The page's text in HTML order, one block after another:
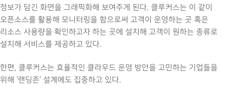
정보가 담긴 화면을 그래픽화해 보여주게 된다. 클루커스는 이 같이
오픈소스를 활용해 모니터링을 함으로써 고객이 운영하는 곳 혹은
리소스 사용량을 확인하고자 하는 곳에 설치해 고객이 원하는 종류로
설치해 서비스를 제공하고 있다.
한편, 클루커스는 효율적인 클라우드 운영 방안을 고민하는 기업들을
위해 ‘랜딩존’ 설계에도 집중하고 있다.